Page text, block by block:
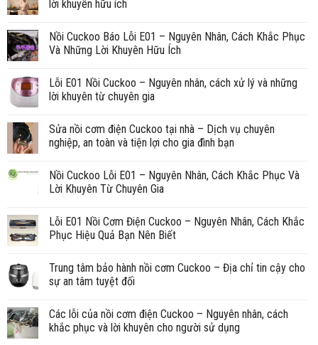
lời khuyên hữu ích
Nồi Cuckoo Báo Lỗi E01 – Nguyên Nhân, Cách Khắc Phục
Và Những Lời Khuyên Hữu Ích
Lỗi E01 Nồi Cuckoo – Nguyên nhân, cách xử lý và những
lời khuyên từ chuyên gia
Sửa nồi cơm điện Cuckoo tại nhà – Dịch vụ chuyên
nghiệp, an toàn và tiện lợi cho gia đình bạn
Nồi Cuckoo Lỗi E01 – Nguyên Nhân, Cách Khắc Phục Và
Lời Khuyên Từ Chuyên Gia
Lỗi E01 Nồi Cơm Điện Cuckoo – Nguyên Nhân, Cách Khắc
Phục Hiệu Quả Bạn Nên Biết
Trung tâm bảo hành nồi cơm Cuckoo – Địa chỉ tin cậy cho
sự an tâm tuyệt đối
Các lỗi của nồi cơm điện Cuckoo – Nguyên nhân, cách
khắc phục và lời khuyên cho người sử dụng